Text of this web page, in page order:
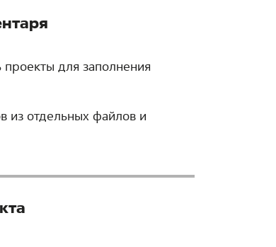
для заполнения
из отдельных файлов и